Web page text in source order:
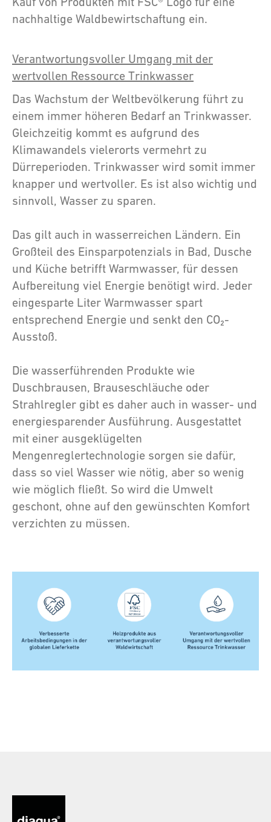
nachhaltige Waldbewirtschaftung ein.
Verantwortungsvoller Umgang mit der
wertvollen Ressource Trinkwasser
Das Wachstum der Weltbevölkerung führt zu
einem immer höheren Bedarf an Trinkwasser.
Gleichzeitig kommt es aufgrund des
Klimawandels vielerorts vermehrt zu
Dürreperioden. Trinkwasser wird somit immer
knapper und wertvoller. Es ist also wichtig und
sinnvoll, Wasser zu sparen.
Das gilt auch in wasserreichen Ländern. Ein
Großteil des Einsparpotenzials in Bad, Dusche
und Küche betrifft Warmwasser, für dessen
Aufbereitung viel Energie benötigt wird. Jeder
eingesparte Liter Warmwasser spart
entsprechend Energie und senkt den CO₂-
Ausstoß.
Die wasserführenden Produkte wie
Duschbrausen, Brauseschläuche oder
Strahlregler gibt es daher auch in wasser- und
energiesparender Ausführung. Ausgestattet
mit einer ausgeklügelten
Mengenreglertechnologie sorgen sie dafür,
dass so viel Wasser wie nötig, aber so wenig
wie möglich fließt. So wird die Umwelt
geschont, ohne auf den gewünschten Komfort
verzichten zu müssen.